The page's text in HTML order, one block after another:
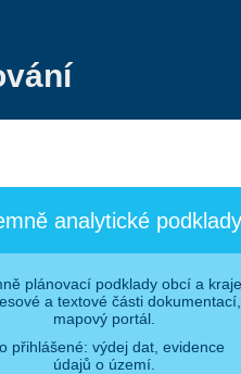
analytické podklady
plánovací podklady obcí a kraje.
a textové části dokumentací,
mapový portál.
přihlášené: výdej dat, evidence
údajů o území.